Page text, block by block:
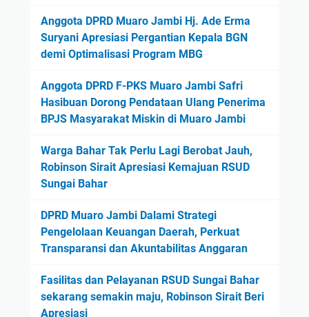
Anggota DPRD Muaro Jambi Hj. Ade Erma
Suryani Apresiasi Pergantian Kepala BGN
demi Optimalisasi Program MBG
Anggota DPRD F-PKS Muaro Jambi Safri
Hasibuan Dorong Pendataan Ulang Penerima
BPJS Masyarakat Miskin di Muaro Jambi
Warga Bahar Tak Perlu Lagi Berobat Jauh,
Robinson Sirait Apresiasi Kemajuan RSUD
Sungai Bahar
DPRD Muaro Jambi Dalami Strategi
Pengelolaan Keuangan Daerah, Perkuat
Transparansi dan Akuntabilitas Anggaran
Fasilitas dan Pelayanan RSUD Sungai Bahar
sekarang semakin maju, Robinson Sirait Beri
Apresiasi